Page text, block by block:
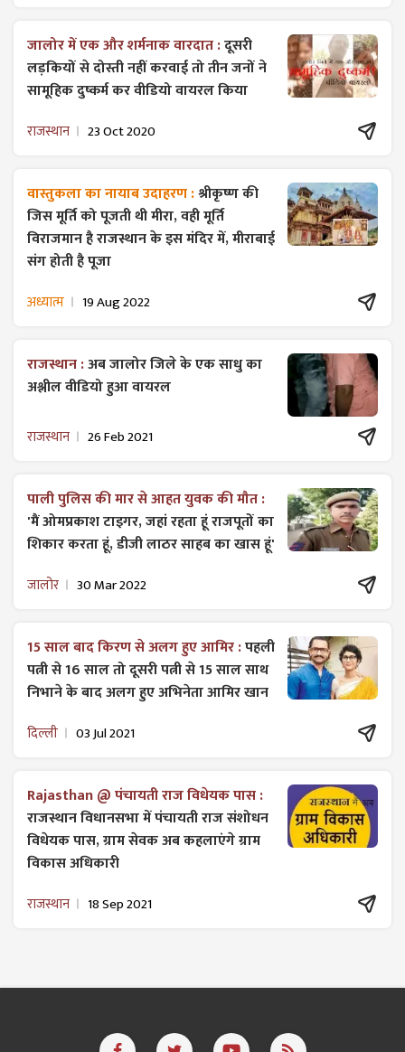
जालोर में एक और शर्मनाक वारदात :दूसरी
लड़कियों से दोस्ती नहीं करवाई तो तीन जनों ने
सामूहिक दुष्कर्म कर वीडियो वायरल किया
राजस्थान 23 Oct 2020
वास्तुकला का नायाब उदाहरण :श्रीकृष्ण की
जिस मूर्ति को पूजती थी मीरा, वही मूर्ति
विराजमान है राजस्थान के इस मंदिर में, मीराबाई
संग होती है पूजा
अध्यात्म 19 Aug 2022
राजस्थान :अब जालोर जिले के एक साधु का
अश्लील वीडियो हुआ वायरल
राजस्थान 26 Feb 2021
पाली पुलिस की मार से आहत युवक की मौत :
'मैं ओमप्रकाश टाइगर, जहां रहता हूं राजपूतों का
शिकार करता हूं, डीजी लाठर साहब का खास हूं'
जालोर 30 Mar 2022
15 साल बाद किरण से अलग हुए आमिर :पहली
पत्नी से 16 साल तो दूसरी पत्नी से 15 साल साथ
निभाने के बाद अलग हुए अभिनेता आमिर खान
दिल्ली 03 Jul 2021
Rajasthan @ पंचायती राज विधेयक पास :
राजस्थान विधानसभा में पंचायती राज ​संशोधन
विधेयक पास, ग्राम सेवक अब कहलाएंगे ग्राम
विकास अधिकारी
राजस्थान 18 Sep 2021